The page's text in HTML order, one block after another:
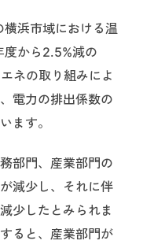
浜市域における温
から2.5%減の
ネの取り組みによ
電力の排出係数の
ます。
部門、産業部門の
減少し、それに伴
少したとみられま
ると、産業部門が